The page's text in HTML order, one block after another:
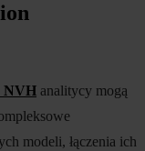
NVH analitycy mogą
modeli, łączenia ich